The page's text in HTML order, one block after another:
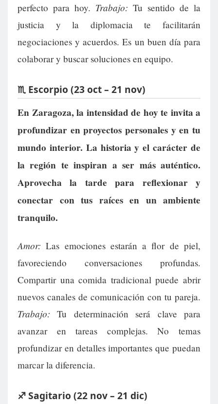
perfecto para hoy. Trabajo: Tu sentido de la
justicia y la diplomacia te facilitarán
negociaciones y acuerdos. Es un buen día para
colaborar y buscar soluciones en equipo.
♏ Escorpio (23 oct – 21 nov)
En Zaragoza, la intensidad de hoy te invita a
profundizar en proyectos personales y en tu
mundo interior. La historia y el carácter de
la región te inspiran a ser más auténtico.
Aprovecha la tarde para reflexionar y
conectar con tus raíces en un ambiente
tranquilo.
Amor: Las emociones estarán a flor de piel,
favoreciendo conversaciones profundas.
Compartir una comida tradicional puede abrir
nuevos canales de comunicación con tu pareja.
Trabajo: Tu determinación será clave para
avanzar en tareas complejas. No temas
profundizar en detalles importantes que puedan
marcar la diferencia.
♐ Sagitario (22 nov – 21 dic)